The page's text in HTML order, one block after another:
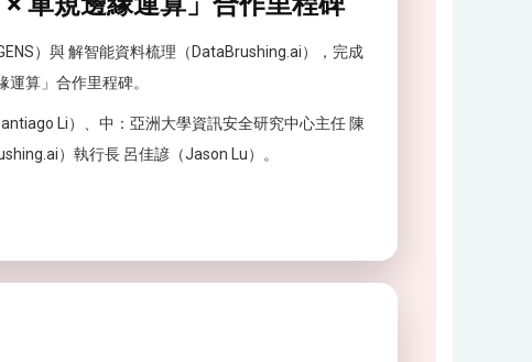
）與 解智能資料梳理（DataBrushing.ai），完成
算」合作里程碑。
Li）、中：亞洲大學資訊安全研究中心主任 陳
）執行長 呂佳諺（Jason Lu）。